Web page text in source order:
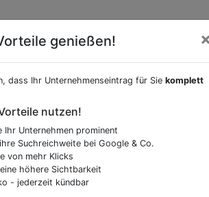
Services von
Beschreibung, Dienstleistung
Informationen hinzufügen?
genießen!
dass Ihr Unternehmenseintrag für Sie komplett
nutzen!
Ihr Unternehmen prominent
Suchreichweite bei Google & Co.
von mehr Klicks
höhere Sichtbarkeit
- jederzeit kündbar